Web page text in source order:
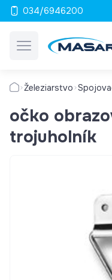
034/6946200
Železiarstvo
očko
trojuholník